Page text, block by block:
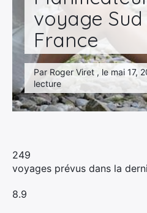
voyage
France
Par Roger Viret , le mai 17,
lecture
249
voyages prévus dans la
8.9